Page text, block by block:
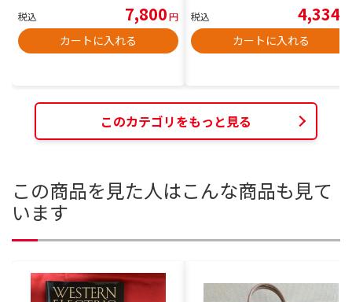
税込 7,800円
カートに入れる
税込 4,334
カートに入れる
このカテゴリをもっと見る
この商品を見た人はこんな商品も見て
います